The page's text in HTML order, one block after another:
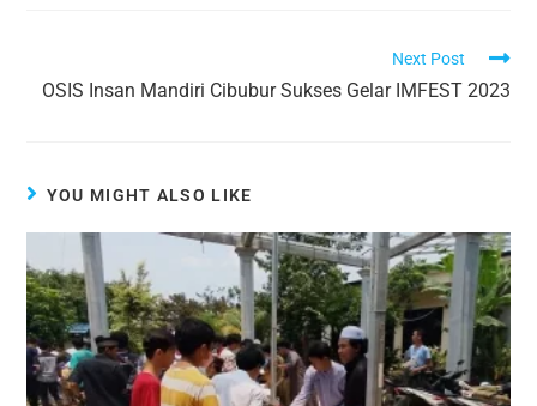
Next Post
OSIS Insan Mandiri Cibubur Sukses Gelar IMFEST 2023
YOU MIGHT ALSO LIKE